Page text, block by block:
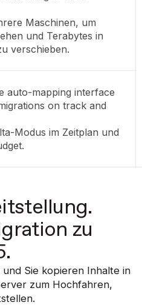
Maschinen, um
und Terabytes in
verschieben.
Modus im Zeitplan und
zu
Sie kopieren Inhalte in
zum Hochfahren,